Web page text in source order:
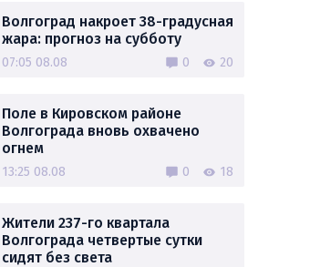
Волгоград накроет 38-градусная
жара: прогноз на субботу
07:05 08.08 0 20
Поле в Кировском районе
Волгограда вновь охвачено
огнем
13:25 08.08 0 18
Жители 237-го квартала
Волгограда четвертые сутки
сидят без света